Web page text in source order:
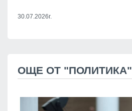
30.07.2026г.
ОЩЕ ОТ "ПОЛИТИКА"